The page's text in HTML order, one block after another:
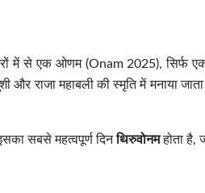
में से एक ओणम (Onam 2025), सिर्फ
राजा महाबली की स्मृति में मनाया
सबसे महत्वपूर्ण दिनथिरुवोनमहोता है,